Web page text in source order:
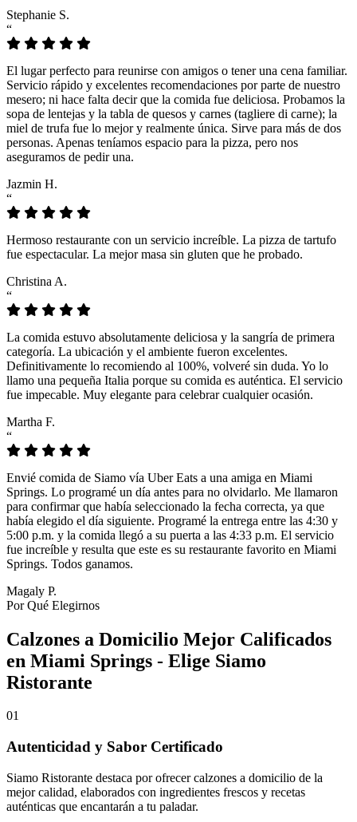
Stephanie S.
“
El lugar perfecto para reunirse con amigos o tener una cena familiar.
Servicio rápido y excelentes recomendaciones por parte de nuestro
mesero; ni hace falta decir que la comida fue deliciosa. Probamos la
sopa de lentejas y la tabla de quesos y carnes (tagliere di carne); la
miel de trufa fue lo mejor y realmente única. Sirve para más de dos
personas. Apenas teníamos espacio para la pizza, pero nos
aseguramos de pedir una.
Jazmin H.
“
Hermoso restaurante con un servicio increíble. La pizza de tartufo
fue espectacular. La mejor masa sin gluten que he probado.
Christina A.
“
La comida estuvo absolutamente deliciosa y la sangría de primera
categoría. La ubicación y el ambiente fueron excelentes.
Definitivamente lo recomiendo al 100%, volveré sin duda. Yo lo
llamo una pequeña Italia porque su comida es auténtica. El servicio
fue impecable. Muy elegante para celebrar cualquier ocasión.
Martha F.
“
Envié comida de Siamo vía Uber Eats a una amiga en Miami
Springs. Lo programé un día antes para no olvidarlo. Me llamaron
para confirmar que había seleccionado la fecha correcta, ya que
había elegido el día siguiente. Programé la entrega entre las 4:30 y
5:00 p.m. y la comida llegó a su puerta a las 4:33 p.m. El servicio
fue increíble y resulta que este es su restaurante favorito en Miami
Springs. Todos ganamos.
Magaly P.
Por Qué Elegirnos
Calzones a Domicilio Mejor Calificados
en Miami Springs - Elige Siamo
Ristorante
01
Autenticidad y Sabor Certificado
Siamo Ristorante destaca por ofrecer calzones a domicilio de la
mejor calidad, elaborados con ingredientes frescos y recetas
auténticas que encantarán a tu paladar.